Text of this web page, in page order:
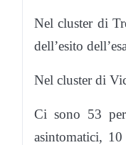
Nel cluster di
dell’esito
Nel cluster di
Ci sono 53
asintomatici,